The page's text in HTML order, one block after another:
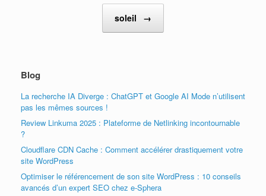
soleil →
Blog
La recherche IA Diverge : ChatGPT et Google AI Mode n’utilisent
pas les mêmes sources !
Review Linkuma 2025 : Plateforme de Netlinking incontournable
?
Cloudflare CDN Cache : Comment accélérer drastiquement votre
site WordPress
Optimiser le référencement de son site WordPress : 10 conseils
avancés d’un expert SEO chez e-Sphera